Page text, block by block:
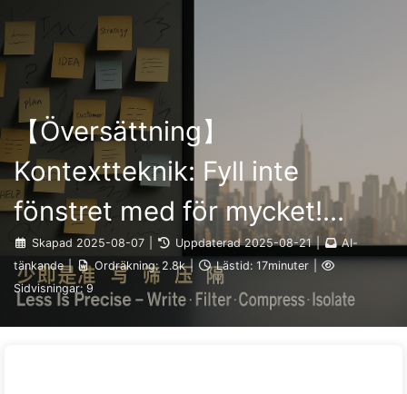
Vägen till AI-transformation
Länkar Om oss
【Översättning】
Kontextteknik: Fyll inte
fönstret med för mycket!
Använd skrivning och filtrering
i fyra steg, var försiktig med
förorening och förvirring, och
Skapad 2025-08-07 Uppdaterad 2025-08-21 |
AI-
tänkande | Ordräkning: 2.8k | Lästid: 17minuter
Sidvisningar: 9